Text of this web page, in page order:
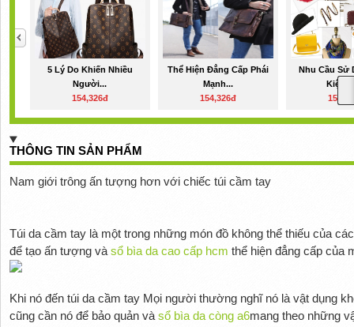
5 Lý Do Khiến Nhiều
Người...
154,326đ
Thể Hiện Đẳng Cấp Phái
Mạnh...
154,326đ
Nhu Cầu Sử
Kiện
THÔNG TIN SẢN PHẨM
Nam giới trông ấn tượng hơn với chiếc túi cầm tay
Túi da cầm tay là một trong những món đồ không thể thiếu của
để tạo ấn tượng và sổ bìa da cao cấp hcm thể hiện đẳng cấp của
Khi nó đến túi da cầm tay Mọi người thường nghĩ nó là vật dụng
cũng cần nó để bảo quản và sổ bìa da còng a6mang theo những